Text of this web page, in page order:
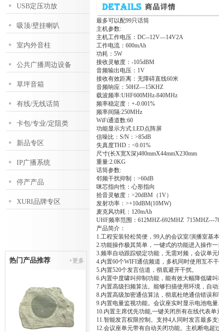
USB定压功放
吸顶/壁挂喇叭
室内外音柱
公共广播周边设备
草坪音箱
有线/无线话筒
卡包/专业/定阻类
新品专区
IP广播系统
停产产品
XURI品牌专区
热门产品推荐 +更多
最多可以配99只话筒
主机参数:
主机工作电压：DC--12V—14V2A
工作电流：600mAh
功耗：5W
接收灵敏度：-105dBM
音频输出电压：1V
接收有效距离：无障碍直线60米
音频响应：50HZ—15KHZ
载波频率:UHF600MHz-840MHz
频率稳定度：+-0.001%
频率间隔:250MHz
WiFi通道数:60
功能显示方式:LED点阵屏
信噪比：S/N：>85dB
失真度THD：<0.01%
尺寸(长X宽X深)480mmX44mmX230mm
重量:2.0KG
话筒参数:
邻频干扰抑制：>60dB
咪芯指向性：心形指向
拾音灵敏度：>20dBM（1V）
发射功率：>+10dBM(10MW)
麦克风功耗：120mAh
UHF频率范围：612MHZ-692MHZ 715MHZ---
产品简介：
1.工程安装轻松简便，99人的会议室/演播室基
2.功能操作极其简单，一键式的功能进入操作
3.频率自动跟踪锁定功能，无需对频，会议单
4.内置60个WIFI通信频道，多机同时使用互不
5.内置520个发言信道，彻底避开干扰。
6.内置中度啸叫抑制功能，能有效大幅降低啸
7.内置高级扫频算法。能够扫描使用环境，自
8.内置高级加密通信算法，彻底杜绝通信错误
9.内置电量监视功能。会议座实时显示电池电量.
10.内置主席优先功能,一键关闭所有在线代表单
11.智能发言权限控制。支持4人同时发言最多
12.会议座单元带有自动关闭功能。主机断电超